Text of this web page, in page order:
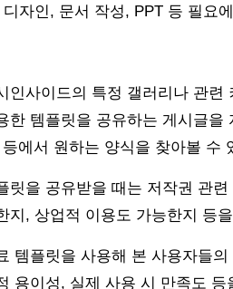
디자인, 문서 작성, PPT 등 필요
인사이드의 특정 갤러리나 관련
한 템플릿을 공유하는 게시글을
등에서 원하는 양식을 찾아볼 수
릿을 공유받을 때는 저작권 관
지, 상업적 이용도 가능한지 등
템플릿을 사용해 본 사용자들
용이성, 실제 사용 시 만족도